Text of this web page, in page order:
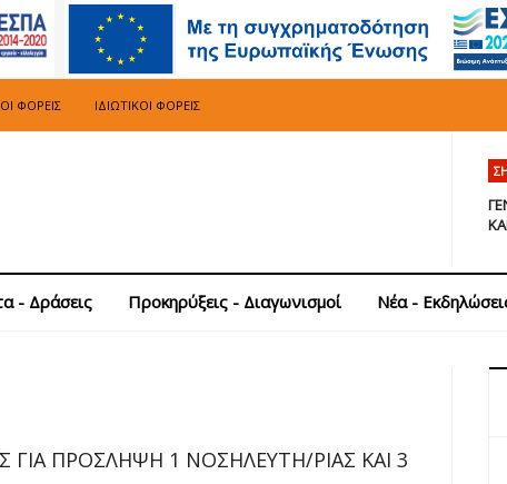
ΦΟΡΕΊΣ ΙΔΙΩΤΙΚΟΊ ΦΟΡΕΊΣ
- Δράσεις Προκηρύξεις - Διαγωνισμοί Νέα -
ΠΡΟΣΛΗΨΗ 1 ΝΟΣΗΛΕΥΤΗ/ΡΙΑΣ ΚΑΙ 3